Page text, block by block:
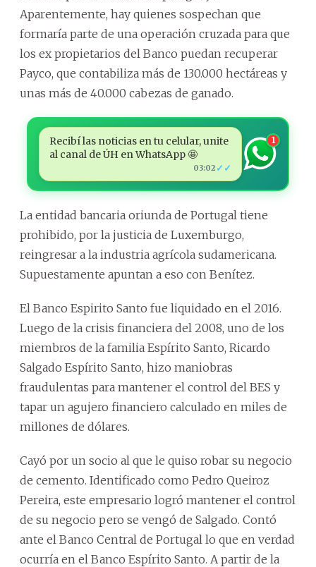
Aparentemente, hay quienes sospechan que
formaría parte de una operación cruzada para que
los ex propietarios del Banco puedan recuperar
Payco, que contabiliza más de 130.000 hectáreas y
unas más de 40.000 cabezas de ganado.
Recibí las noticias en tu celular, unite
al canal de ÚH en WhatsApp 🤩
03:02 ✓✓
1
La entidad bancaria oriunda de Portugal tiene
prohibido, por la justicia de Luxemburgo,
reingresar a la industria agrícola sudamericana.
Supuestamente apuntan a eso con Benítez.
El Banco Espirito Santo fue liquidado en el 2016.
Luego de la crisis financiera del 2008, uno de los
miembros de la familia Espírito Santo, Ricardo
Salgado Espírito Santo, hizo maniobras
fraudulentas para mantener el control del BES y
tapar un agujero financiero calculado en miles de
millones de dólares.
Cayó por un socio al que le quiso robar su negocio
de cemento. Identificado como Pedro Queiroz
Pereira, este empresario logró mantener el control
de su negocio pero se vengó de Salgado. Contó
ante el Banco Central de Portugal lo que en verdad
ocurría en el Banco Espírito Santo. A partir de la